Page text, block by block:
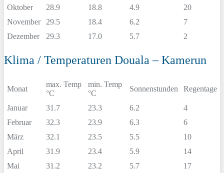
Oktober
28.9 18.8 4.9
20
November
29.5 18.4 6.2
7
Dezember
29.3 17.0 5.7 2
Klima / Temperaturen Douala – Kamerun
Monat
max. Temp
°C
min. Temp
°C
Sonnenstunden Regentage
Januar 31.7 23.3 6.2
4
Februar
32.3 23.9 6.3
6
März
32.1 23.5 5.5
10
April
31.9 23.4 5.9
14
Mai
31.2 23.2 5.7
17